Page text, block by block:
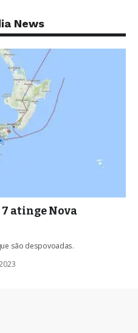
News
atinge Nova
são despovoadas.